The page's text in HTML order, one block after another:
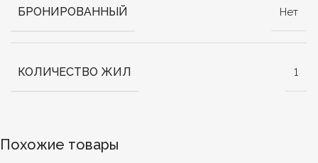
БРОНИРОВАННЫЙ Нет
КОЛИЧЕСТВО ЖИЛ 1
Похожие товары